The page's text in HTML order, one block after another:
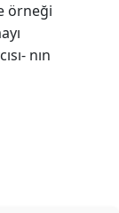
örneği
nın